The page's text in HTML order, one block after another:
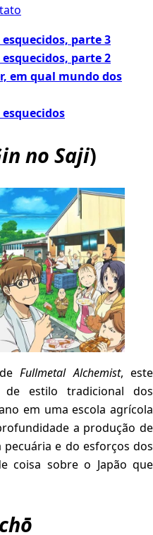
parte 3
parte 2
em qual mundo dos
no Saji)
deFullmetal Alchemist, este
de estilo tradicional dos
em uma escola agrícola
a produção de
e do esforços dos
coisa sobre o Japão que